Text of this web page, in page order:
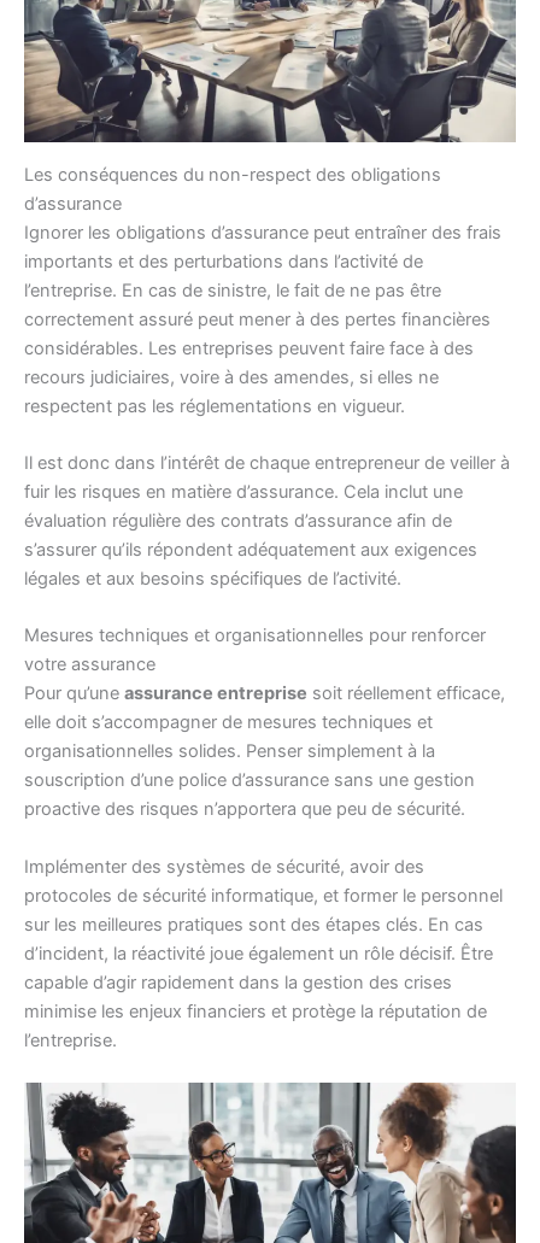
Les conséquences du non-respect des obligations
d’assurance
Ignorer les obligations d’assurance peut entraîner des frais
importants et des perturbations dans l’activité de
l’entreprise. En cas de sinistre, le fait de ne pas être
correctement assuré peut mener à des pertes financières
considérables. Les entreprises peuvent faire face à des
recours judiciaires, voire à des amendes, si elles ne
respectent pas les réglementations en vigueur.
Il est donc dans l’intérêt de chaque entrepreneur de veiller à
fuir les risques en matière d’assurance. Cela inclut une
évaluation régulière des contrats d’assurance afin de
s’assurer qu’ils répondent adéquatement aux exigences
légales et aux besoins spécifiques de l’activité.
Mesures techniques et organisationnelles pour renforcer
votre assurance
Pour qu’une assurance entreprise soit réellement efficace,
elle doit s’accompagner de mesures techniques et
organisationnelles solides. Penser simplement à la
souscription d’une police d’assurance sans une gestion
proactive des risques n’apportera que peu de sécurité.
Implémenter des systèmes de sécurité, avoir des
protocoles de sécurité informatique, et former le personnel
sur les meilleures pratiques sont des étapes clés. En cas
d’incident, la réactivité joue également un rôle décisif. Être
capable d’agir rapidement dans la gestion des crises
minimise les enjeux financiers et protège la réputation de
l’entreprise.